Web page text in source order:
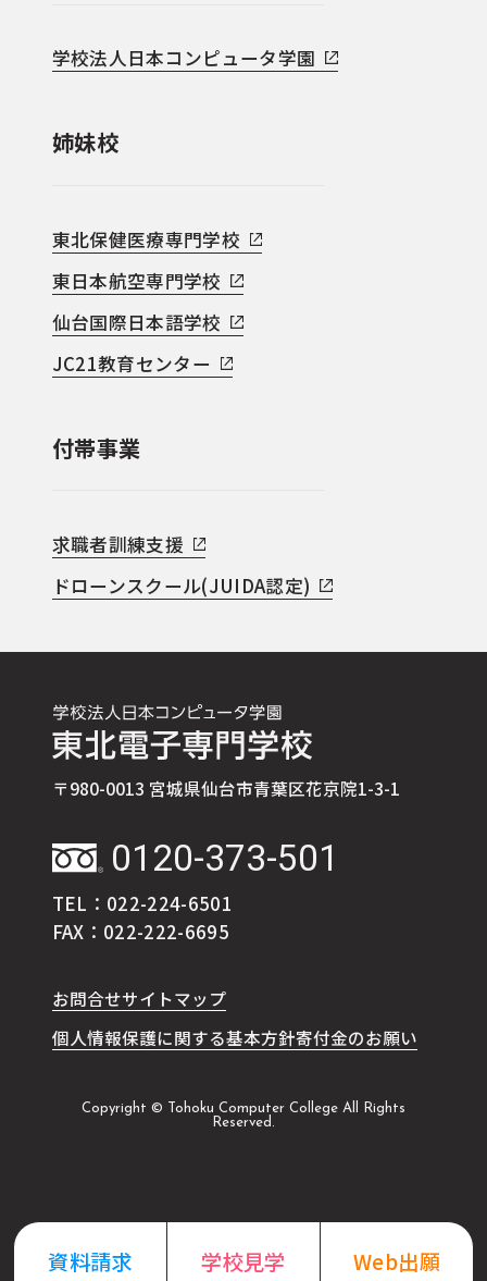
学校法人日本コンピュータ学園
姉妹校
東北保健医療専門学校
東日本航空専門学校
仙台国際日本語学校
JC21教育センター
付帯事業
求職者訓練支援
ドローンスクール(JUIDA認定)
〒980-0013 宮城県仙台市青葉区花京院1-3-1
0120-373-501
TEL：022-224-6501
FAX：022-222-6695
お問合せサイトマップ
個人情報保護に関する基本方針寄付金のお願い
Copyright © Tohoku Computer College All Rights
Reserved.
資料請求 学校見学 Web出願